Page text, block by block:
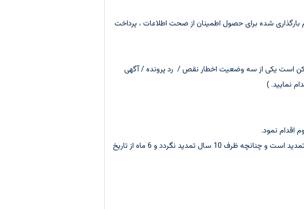
بارگذاری شده برای حصول اطمینان از صحت اطلاعات ، پرداخت
ممکن است یکی از سه وضعیت اخطار نقص / رد پرونده / آگهی
نمایید. )
اقدام نمود.
مدت اعتبار حمایت از علامت تجاری،10 سال از تاریخ ثبت اظهارنامه در اداره مالکیت های صنعتی می باشد که هر 10 سال قابل تمدید است و چنانچه ظرف 10 سال تمدید نگردد و 6 ماه از تاریخ